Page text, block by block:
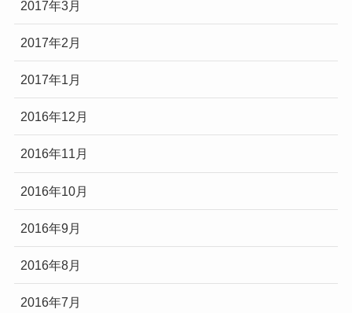
2017年3月
2017年2月
2017年1月
2016年12月
2016年11月
2016年10月
2016年9月
2016年8月
2016年7月